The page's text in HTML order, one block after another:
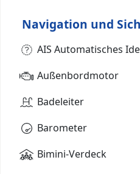
Navigation und
AIS Automatisches
Außenbordmotor
Badeleiter
Barometer
Bimini-Verdeck